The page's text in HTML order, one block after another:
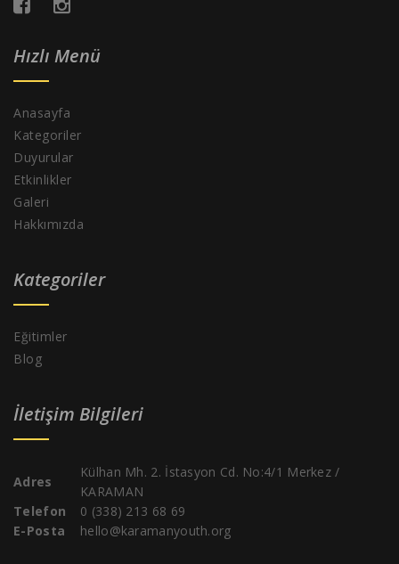
Hızlı Menü
Anasayfa
Kategoriler
Duyurular
Etkinlikler
Galeri
Hakkımızda
Kategoriler
Eğitimler
Blog
İletişim Bilgileri
Adres
Külhan Mh. 2. İstasyon Cd. No:4/1 Merkez /
KARAMAN
Telefon
0 (338) 213 68 69
E-Posta
hello@karamanyouth.org